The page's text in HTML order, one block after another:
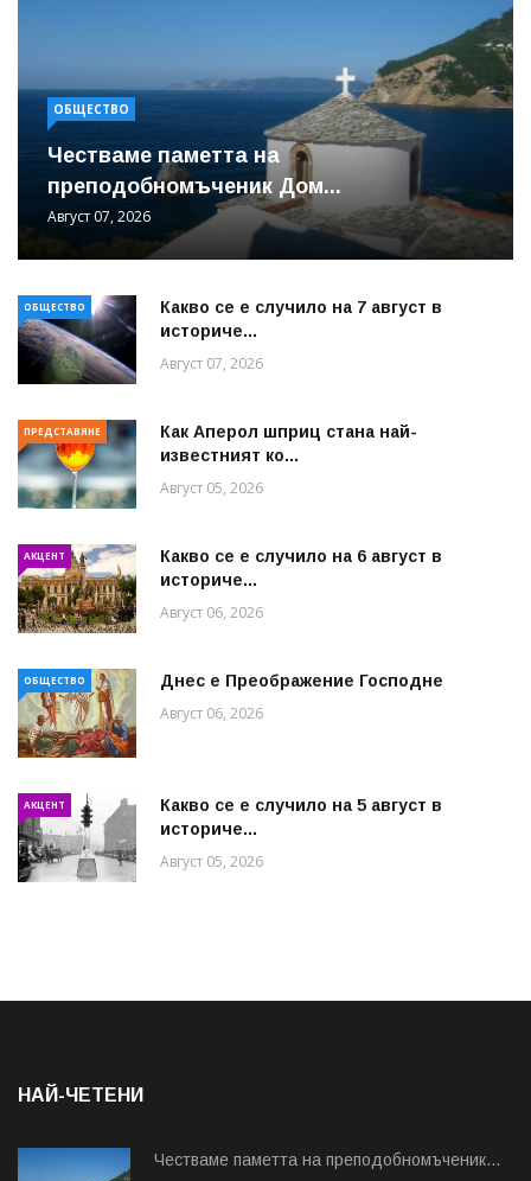
ОБЩЕСТВО
Честваме паметта на
преподобномъченик Дом...
Август 07, 2026
ОБЩЕСТВО
Какво се е случило на 7 август в
историче...
Август 07, 2026
ПРЕДСТАВЯНЕ
Как Аперол шприц стана най-
известният ко...
Август 05, 2026
АКЦЕНТ
Какво се е случило на 6 август в
историче...
Август 06, 2026
ОБЩЕСТВО Днес е Преображение Господне
Август 06, 2026
АКЦЕНТ
Какво се е случило на 5 август в
историче...
Август 05, 2026
НАЙ-ЧЕТЕНИ
Честваме паметта на преподобномъченик...